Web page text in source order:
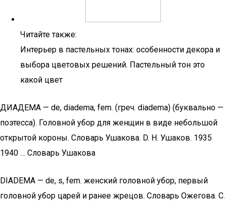
Читайте также:
Интерьер в пастельных тонах: особенности декора и
выбора цветовых решений. Пастельный тон это
какой цвет
ДИАДЕМА — de, diadema, fem. (греч. diadema) (буквально —
поэтесса). Головной убор для женщин в виде небольшой
открытой короны. Словарь Ушакова. D. Н. Ушаков. 1935
1940 … Словарь Ушакова
DIADEMA — de, s, fem. женский головной убор, первый
головной убор царей и ранее жрецов. Словарь Ожегова. С.